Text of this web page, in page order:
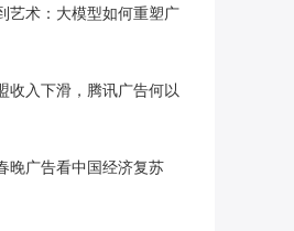
艺术：大模型如何重塑广
收入下滑，腾讯广告何以
晚广告看中国经济复苏